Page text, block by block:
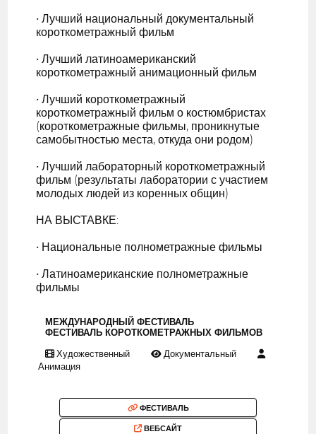
• Лучший национальный документальный
короткометражный фильм
• Лучший латиноамериканский
короткометражный анимационный фильм
• Лучший короткометражный
короткометражный фильм о костюмбристах
(короткометражные фильмы, проникнутые
самобытностью места, откуда они родом)
• Лучший лабораторный короткометражный
фильм (результаты лаборатории с участием
молодых людей из коренных общин)
НА ВЫСТАВКЕ:
• Национальные полнометражные фильмы
• Латиноамериканские полнометражные
фильмы
МЕЖДУНАРОДНЫЙ ФЕСТИВАЛЬ
ФЕСТИВАЛЬ КОРОТКОМЕТРАЖНЫХ ФИЛЬМОВ
Художественный
Документальный
Анимация
ФЕСТИВАЛЬ
ВЕБСАЙТ